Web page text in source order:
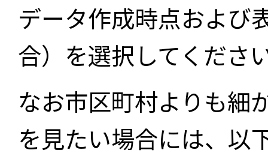
データ作成時点および
合）を選択してくださ
なお市区町村よりも細
を見たい場合には、以